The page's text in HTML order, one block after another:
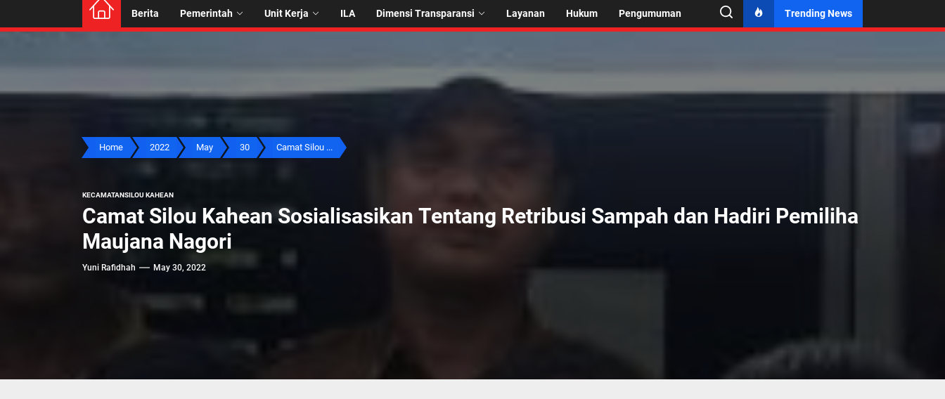
Berita Pemerintah Unit Kerja ILA Dimensi Transparansi Layanan Hukum Pengumuman Trending News
Home 2022 May 30 Camat Silou ...
KECAMATANSILOU KAHEAN
Camat Silou Kahean Sosialisasikan Tentang Retribusi Sampah dan Hadiri Pemiliha
Maujana Nagori
Yuni Rafidhah May 30, 2022